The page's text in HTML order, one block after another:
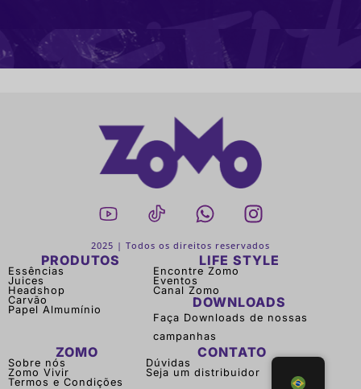
2025 | Todos os direitos reservados
PRODUTOS
Essências
Juices
Headshop
Carvão
Papel Almumínio
LIFE STYLE
Encontre Zomo
Eventos
Canal Zomo
DOWNLOADS
Faça Downloads de nossas
campanhas
ZOMO
Sobre nós
Zomo Vivir
Termos e Condições
CONTATO
Dúvidas
Seja um distribuidor